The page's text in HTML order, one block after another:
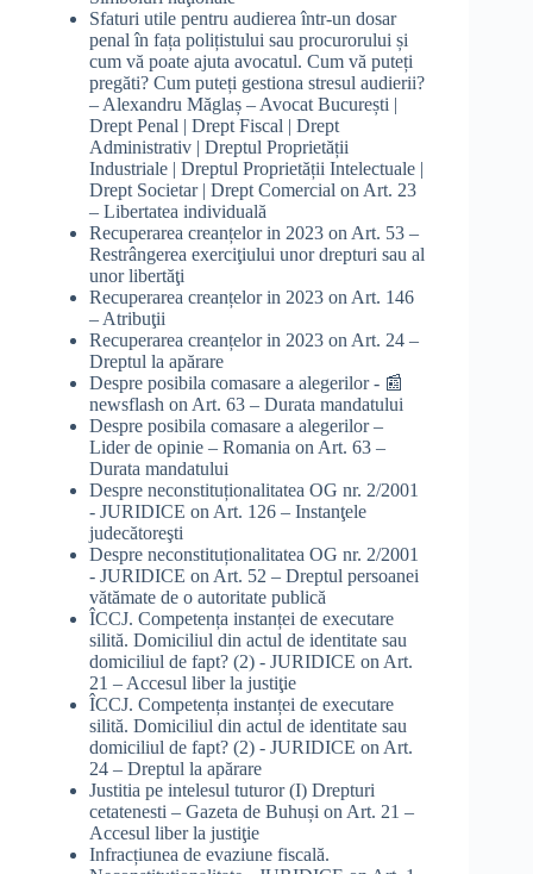
Sfaturi utile pentru audierea într-un dosar
penal în fața polițistului sau procurorului și
cum vă poate ajuta avocatul. Cum vă puteți
pregăti? Cum puteți gestiona stresul audierii?
– Alexandru Măglaș – Avocat București |
Drept Penal | Drept Fiscal | Drept
Administrativ | Dreptul Proprietății
Industriale | Dreptul Proprietății Intelectuale |
Drept Societar | Drept Comercial on Art. 23
– Libertatea individuală
Recuperarea creanțelor in 2023 on Art. 53 –
Restrângerea exerciţiului unor drepturi sau al
unor libertăţi
Recuperarea creanțelor in 2023 on Art. 146
– Atribuţii
Recuperarea creanțelor in 2023 on Art. 24 –
Dreptul la apărare
Despre posibila comasare a alegerilor - 📰
newsflash on Art. 63 – Durata mandatului
Despre posibila comasare a alegerilor –
Lider de opinie – Romania on Art. 63 –
Durata mandatului
Despre neconstituționalitatea OG nr. 2/2001
- JURIDICE on Art. 126 – Instanţele
judecătoreşti
Despre neconstituționalitatea OG nr. 2/2001
- JURIDICE on Art. 52 – Dreptul persoanei
vătămate de o autoritate publică
ÎCCJ. Competența instanței de executare
silită. Domiciliul din actul de identitate sau
domiciliul de fapt? (2) - JURIDICE on Art.
21 – Accesul liber la justiţie
ÎCCJ. Competența instanței de executare
silită. Domiciliul din actul de identitate sau
domiciliul de fapt? (2) - JURIDICE on Art.
24 – Dreptul la apărare
Justitia pe intelesul tuturor (I) Drepturi
cetatenesti – Gazeta de Buhuși on Art. 21 –
Accesul liber la justiţie
Infracțiunea de evaziune fiscală.